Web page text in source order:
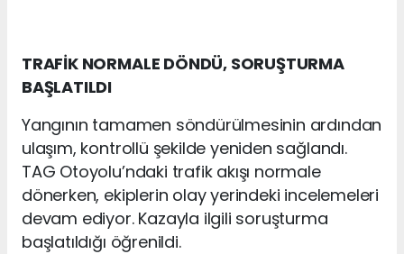
TRAFİK NORMALE DÖNDÜ, SORUŞTURMA
BAŞLATILDI
Yangının tamamen söndürülmesinin ardından
ulaşım, kontrollü şekilde yeniden sağlandı.
TAG Otoyolu’ndaki trafik akışı normale
dönerken, ekiplerin olay yerindeki incelemeleri
devam ediyor. Kazayla ilgili soruşturma
başlatıldığı öğrenildi.